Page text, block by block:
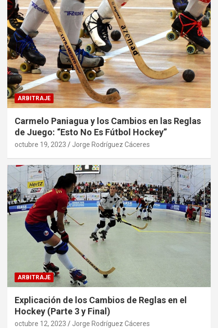
ARBITRAJE
Carmelo Paniagua y los Cambios en las Reglas
de Juego: “Esto No Es Fútbol Hockey”
octubre 19, 2023 Jorge Rodríguez Cáceres
ARBITRAJE
Explicación de los Cambios de Reglas en el
Hockey (Parte 3 y Final)
octubre 12, 2023 Jorge Rodríguez Cáceres